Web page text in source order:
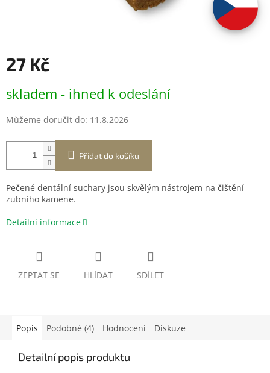
27 Kč
cena:
skladem - ihned k odeslání
Můžeme doručit do: 11.8.2026
Přidat do košíku
Pečené dentální suchary jsou skvělým nástrojem na čištění
zubního kamene.
Detailní informace
ZEPTAT SE HLÍDAT SDÍLET
Popis Podobné (4) Hodnocení Diskuze
Detailní popis produktu